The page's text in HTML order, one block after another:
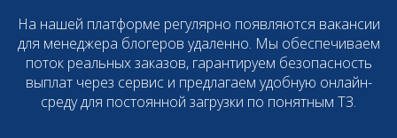
На нашей платформе регулярно появляются вакансии
для менеджера блогеров удаленно. Мы обеспечиваем
поток реальных заказов, гарантируем безопасность
выплат через сервис и предлагаем удобную онлайн-
среду для постоянной загрузки по понятным ТЗ.